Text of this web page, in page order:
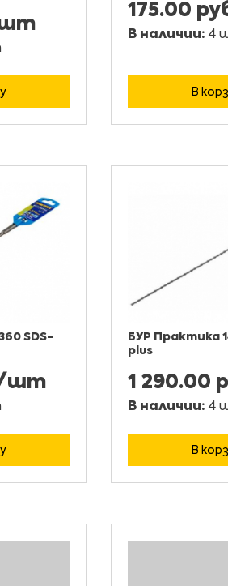
шт
175.00
В наличии: 4
В
SDS-
шт
БУР Практика
plus
1
В наличии: 4
В